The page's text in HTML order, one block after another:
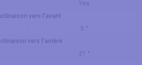
Yes
vers l'avant
5 °
vers l'arrière
21 °